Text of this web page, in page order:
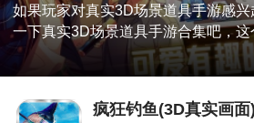
如果玩家对真实3D场景道具手游感
一下真实3D场景道具手游合集吧，
场景道具手游的所有版本，相信能够
欢的，感兴趣的玩家千万不要错过本
疯狂钓鱼(3D真实画面)